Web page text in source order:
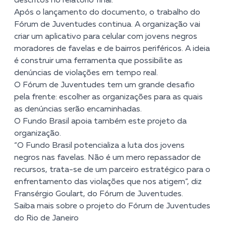
Após o lançamento do documento, o trabalho do
Fórum de Juventudes continua. A organização vai
criar um aplicativo para celular com jovens negros
moradores de favelas e de bairros periféricos. A ideia
é construir uma ferramenta que possibilite as
denúncias de violações em tempo real.
O Fórum de Juventudes tem um grande desafio
pela frente: escolher as organizações para as quais
as denúncias serão encaminhadas.
O Fundo Brasil apoia também este projeto da
organização.
“O Fundo Brasil potencializa a luta dos jovens
negros nas favelas. Não é um mero repassador de
recursos, trata-se de um parceiro estratégico para o
enfrentamento das violações que nos atigem”, diz
Fransérgio Goulart, do Fórum de Juventudes.
Saiba mais sobre o projeto do Fórum de Juventudes
do Rio de Janeiro